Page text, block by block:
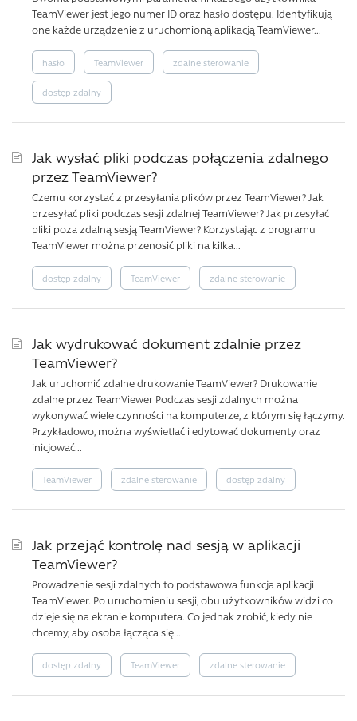
TeamViewer jest jego numer ID oraz hasło dostępu. Identyfikują
one każde urządzenie z uruchomioną aplikacją TeamViewer...
hasło TeamViewer zdalne sterowanie
dostęp zdalny
Jak wysłać pliki podczas połączenia zdalnego
przez TeamViewer?
Czemu korzystać z przesyłania plików przez TeamViewer? Jak
przesyłać pliki podczas sesji zdalnej TeamViewer? Jak przesyłać
pliki poza zdalną sesją TeamViewer? Korzystając z programu
TeamViewer można przenosić pliki na kilka...
dostęp zdalny TeamViewer zdalne sterowanie
Jak wydrukować dokument zdalnie przez
TeamViewer?
Jak uruchomić zdalne drukowanie TeamViewer? Drukowanie
zdalne przez TeamViewer Podczas sesji zdalnych można
wykonywać wiele czynności na komputerze, z którym się łączymy.
Przykładowo, można wyświetlać i edytować dokumenty oraz
inicjować...
TeamViewer zdalne sterowanie dostęp zdalny
Jak przejąć kontrolę nad sesją w aplikacji
TeamViewer?
Prowadzenie sesji zdalnych to podstawowa funkcja aplikacji
TeamViewer. Po uruchomieniu sesji, obu użytkowników widzi co
dzieje się na ekranie komputera. Co jednak zrobić, kiedy nie
chcemy, aby osoba łącząca się...
dostęp zdalny TeamViewer zdalne sterowanie